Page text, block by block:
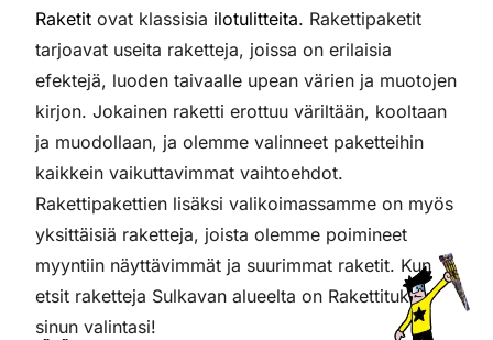
Raketit ovat klassisia ilotulitteita. Rakettipaketit
tarjoavat useita raketteja, joissa on erilaisia
efektejä, luoden taivaalle upean värien ja muotojen
kirjon. Jokainen raketti erottuu väriltään, kooltaan
ja muodollaan, ja olemme valinneet paketteihin
kaikkein vaikuttavimmat vaihtoehdot.
Rakettipakettien lisäksi valikoimassamme on myös
yksittäisiä raketteja, joista olemme poimineet
myyntiin näyttävimmät ja suurimmat raketit. Kun
etsit raketteja Sulkavan alueelta on Rakettitukku
sinun valintasi!